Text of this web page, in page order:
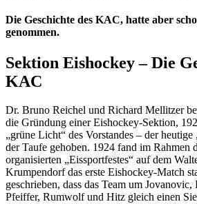
Die Geschichte des KAC, hatte aber
genommen.
Sektion Eishockey – Die
KAC
Dr. Bruno Reichel und Richard Mellitzer
die Gründung einer Eishockey-Sektion,
„grüne Licht“ des Vorstandes – der
der Taufe gehoben. 1924 fand im Rahmen
organisierten „Eissportfestes“ auf dem
Krumpendorf das erste Eishockey-Match
geschrieben, dass das Team um
Pfeiffer, Rumwolf und Hitz gleich einen